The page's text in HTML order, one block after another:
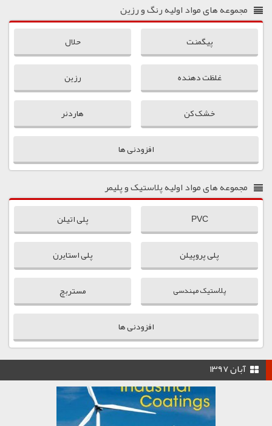
مجموعه هایمواد اولیه رنگ و رزین
پیگمنت حلال
غلظت دهنده رزین
خشک کن هاردنر
افزودنی ها
مجموعه هایمواد اولیه پلاستیک و پلیمر
PVC پلی اتیلن
پلی پروپیلن پلی استایرن
پلاستیک مهندسی مستربچ
افزودنی ها
آبان ۱۳۹۷